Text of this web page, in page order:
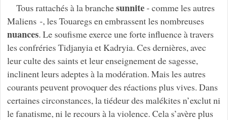
Tous rattachés à la branchesunnite- comme les autres
Maliens -, les Touaregs en embrassent les nombreuses
nuances. Le soufisme exerce une forte influence à travers
les confréries Tidjanyia et Kadryia. Ces dernières, avec
leur culte des saints et leur enseignement de sagesse,
inclinent leurs adeptes à la modération. Mais les autres
courants peuvent provoquer des réactions plus vives. Dans
certaines circonstances, la tiédeur des malékites n’exclut ni
le fanatisme, ni le recours à la violence. Cela s’avère plus